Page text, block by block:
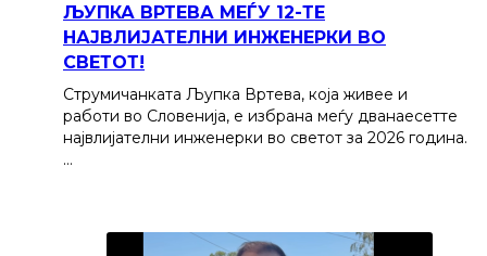
ЉУПКА ВРТЕВА МЕЃУ 12-ТЕ
НАЈВЛИЈАТЕЛНИ ИНЖЕНЕРКИ ВО
СВЕТОТ!
Струмичанката Љупка Вртева, која живее и
работи во Словенија, е избрана меѓу дванаесетте
највлијателни инженерки во светот за 2026 година.
…